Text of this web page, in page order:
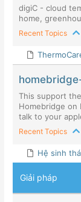
digiC - cloud
home,
Recent Topics
This support
Homebridge on
talk to your
Recent Topics
Hệ sinh
Giải pháp